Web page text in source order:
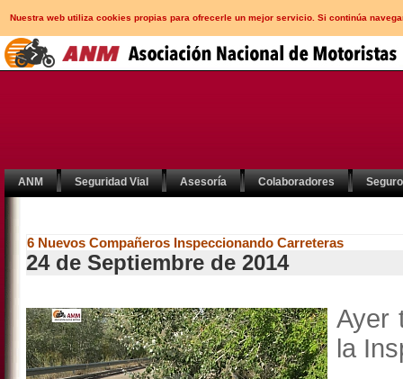
Nuestra web utiliza cookies propias para ofrecerle un mejor servicio. Si continúa
ANM Seguridad Vial Asesoría Colaboradores
6 Nuevos Compañeros Inspeccionando Carreteras
24 de Septiembre de 2014
Ayer
la